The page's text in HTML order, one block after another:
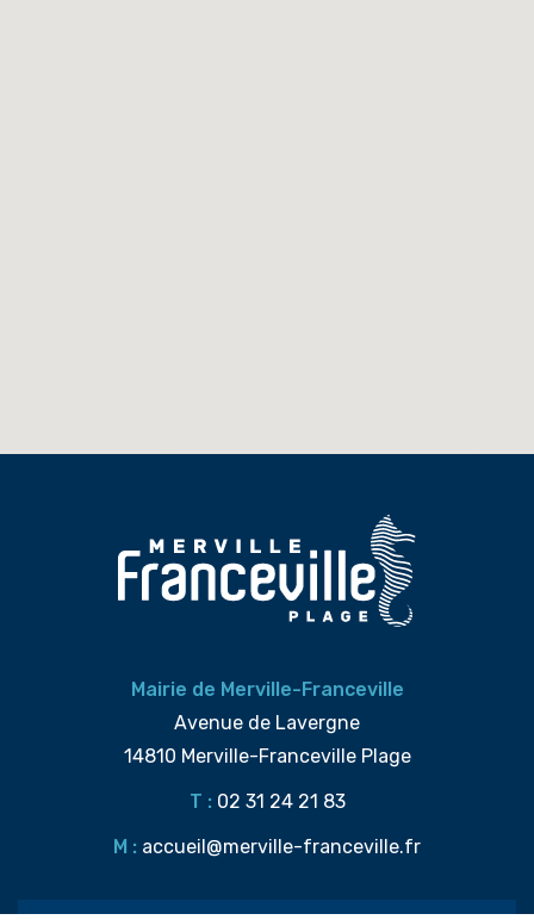
Mairie de Merville-Franceville
Avenue de Lavergne
14810 Merville-Franceville Plage
T : 02 31 24 21 83
M : accueil@merville-franceville.fr